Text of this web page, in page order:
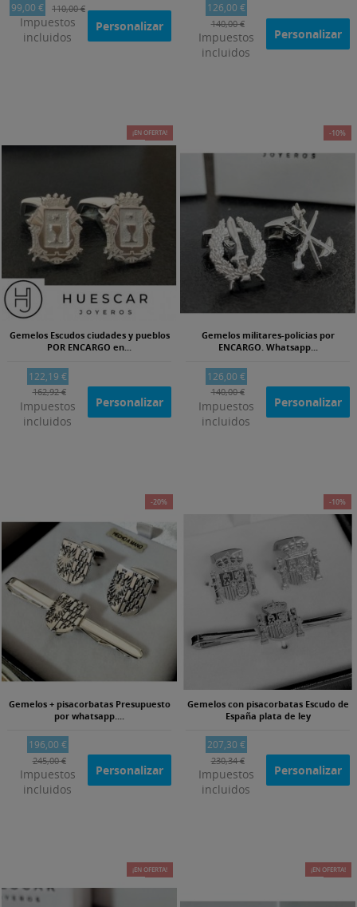
99,00 € 110,00 €
Impuestos
incluidos
Personalizar
126,00 €
140,00 €
Impuestos
incluidos
Personalizar
-25%
¡EN OFERTA!
Gemelos Escudos ciudades y pueblos
POR ENCARGO en...
122,19 €
162,92 €
Impuestos
incluidos
Personalizar
-10%
Gemelos militares-policias por
ENCARGO. Whatsapp...
126,00 €
140,00 €
Impuestos
incluidos
Personalizar
-20%
Gemelos + pisacorbatas Presupuesto
por whatsapp....
196,00 €
245,00 €
Impuestos
incluidos
Personalizar
-10%
Gemelos con pisacorbatas Escudo de
España plata de ley
207,30 €
230,34 €
Impuestos
incluidos
Personalizar
-25%
¡EN OFERTA! -25%
¡EN OFERTA!